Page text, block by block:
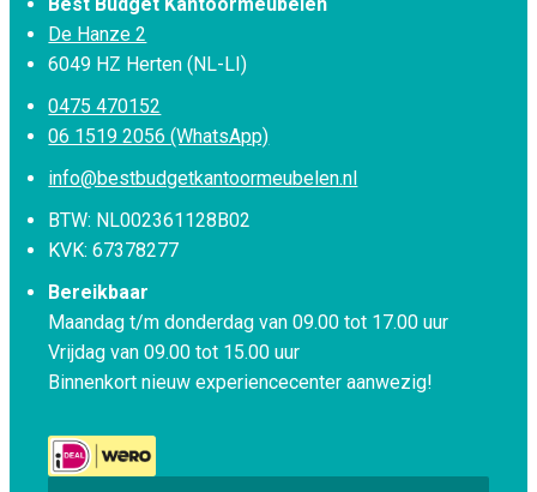
De Hanze 2
6049 HZ Herten (NL-LI)
0475 470152
06 1519 2056 (WhatsApp)
info@bestbudgetkantoormeubelen.nl
BTW: NL002361128B02
KVK: 67378277
Bereikbaar
Maandag t/m donderdag van 09.00 tot 17.00 uur
Vrijdag van 09.00 tot 15.00 uur
Binnenkort nieuw experiencecenter aanwezig!